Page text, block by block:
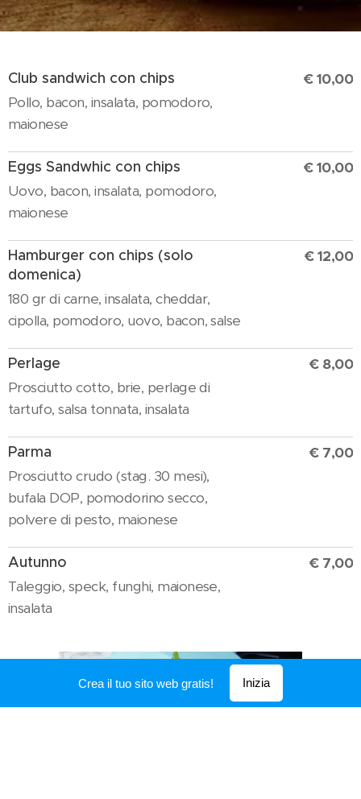
Club sandwich con chips
Pollo, bacon, insalata, pomodoro,
maionese
€ 10,00
Eggs Sandwhic con chips
Uovo, bacon, insalata, pomodoro,
maionese
€ 10,00
Hamburger con chips (solo
domenica)
180 gr di carne, insalata, cheddar,
cipolla, pomodoro, uovo, bacon, salse
€ 12,00
Perlage
Prosciutto cotto, brie, perlage di
tartufo, salsa tonnata, insalata
€ 8,00
Parma
Prosciutto crudo (stag. 30 mesi),
bufala DOP, pomodorino secco,
polvere di pesto, maionese
€ 7,00
Autunno
Taleggio, speck, funghi, maionese,
insalata
€ 7,00
Crea il tuo sito web gratis! Inizia